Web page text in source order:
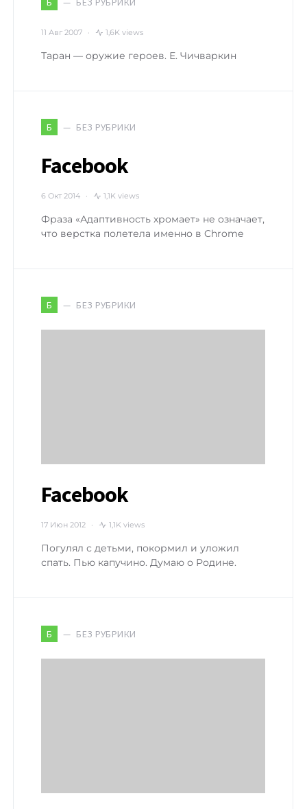
11 Авг 2007 1,6K views
Таран — оружие героев. Е. Чичваркин
Б БЕЗ РУБРИКИ
Facebook
6 Окт 2014 1,1K views
Фраза «Адаптивность хромает» не означает,
что верстка полетела именно в Chrome
Б БЕЗ РУБРИКИ
Facebook
17 Июн 2012 1,1K views
Погулял с детьми, покормил и уложил
спать. Пью капучино. Думаю о Родине.
Б БЕЗ РУБРИКИ